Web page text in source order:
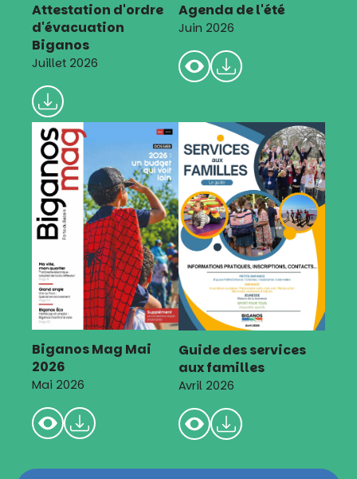
Attestation d'ordre
d'évacuation
Biganos
Juillet 2026
Agenda de l'été
Juin 2026
Biganos Mag Mai
2026
Mai 2026
Guide des services
aux familles
Avril 2026